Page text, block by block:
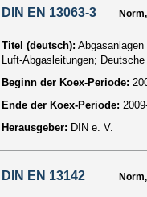
DIN EN 13063-3
Titel (deutsch):
Luft-Abgasleitungen;
Beginn der Koex-Periode:
Ende der Koex-Periode:
Herausgeber: DIN e. V.
DIN EN 13142